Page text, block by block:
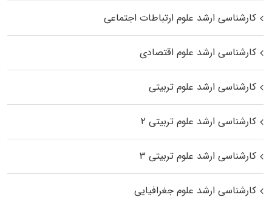
کارشناسی ارشد علوم ارتباطات اجتماعی
کارشناسی ارشد علوم اقتصادی
کارشناسی ارشد علوم تربیتی
کارشناسی ارشد علوم تربیتی ۲
کارشناسی ارشد علوم تربیتی ۳
کارشناسی ارشد علوم جغرافیایی